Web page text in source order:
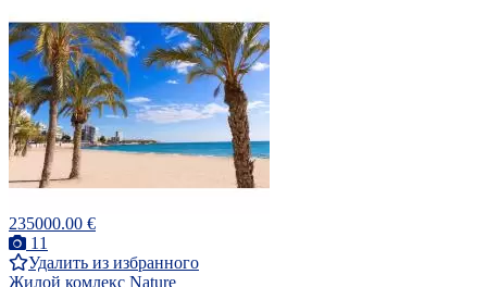
235000.00 €
11
Удалить из избранного
Жилой комлекс Nature